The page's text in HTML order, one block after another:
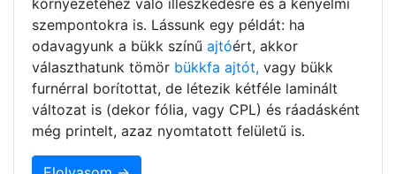
szempontokra is. Lássunk egy példát: ha
odavagyunk a bükk színű ajtóért, akkor
választhatunk tömör bükkfa ajtót, vagy bükk
furnérral borítottat, de létezik kétféle laminált
változat is (dekor fólia, vagy CPL) és ráadásként
még printelt, azaz nyomtatott felületű is.